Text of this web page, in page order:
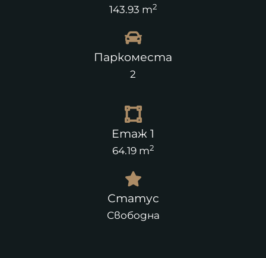
143.93 m2
Паркоместа
2
Етаж 1
64.19 m2
Статус
Свободна